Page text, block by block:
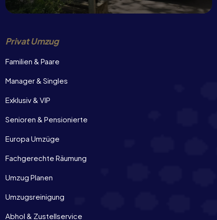
Privat Umzug
Familien & Paare
Manager & Singles
Exklusiv & VIP
Senioren & Pensionierte
Europa Umzüge
Fachgerechte Räumung
Umzug Planen
Umzugsreinigung
Abhol & Zustellservice